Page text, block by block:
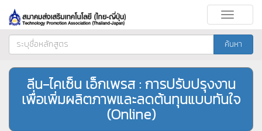
Toggle
ค้นหา
ลีน-ไคเซ็น เอ็กเพรส : การปรับปรุงงาน
เพื่อเพิ่มผลิตภาพและลดต้นทุนแบบทันใจ
(Online)